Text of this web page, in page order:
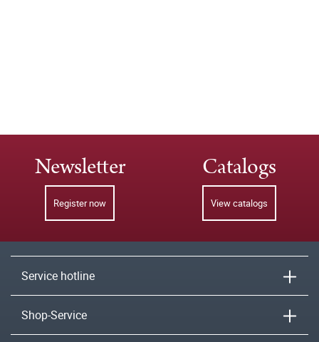
Newsletter
Register now
Catalogs
View catalogs
Service hotline
Shop-Service